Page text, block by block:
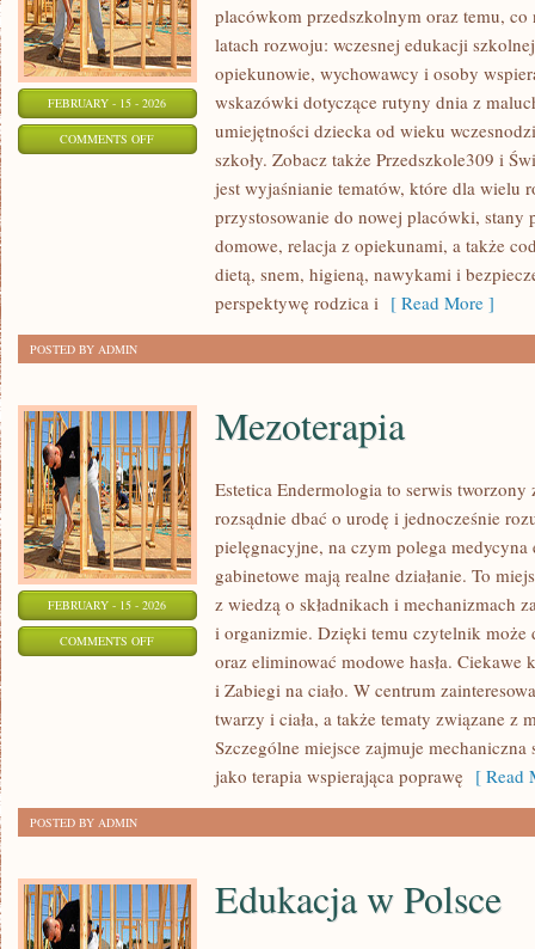
FEBRUARY - 15 - 2026
COMMENTS OFFON
ADAPTACJA
placówkom przedszkolnym oraz temu,
latach rozwoju: wczesnej edukacji
opiekunowie, wychowawcy i osoby
wskazówki dotyczące rutyny dnia z
umiejętności dziecka od wieku
szkoły. Zobacz także Przedszkole309 i
jest wyjaśnianie tematów, które dla wielu
przystosowanie do nowej placówki, stany
domowe, relacja z opiekunami, a także
dietą, snem, higieną, nawykami i
perspektywę rodzica i [ Read More ]
POSTED BY ADMIN
FEBRUARY - 15 - 2026
COMMENTS OFFON
MEZOTERAPIA
Mezoterapia
Estetica Endermologia to serwis
rozsądnie dbać o urodę i jednocześnie
pielęgnacyjne, na czym polega medycyna
gabinetowe mają realne działanie. To
z wiedzą o składnikach i mechanizmach
i organizmie. Dzięki temu czytelnik może
oraz eliminować modowe hasła.
i Zabiegi na ciało. W centrum
twarzy i ciała, a także tematy związane z
Szczególne miejsce zajmuje
jako terapia wspierająca poprawę [ Read
POSTED BY ADMIN
Edukacja w Polsce